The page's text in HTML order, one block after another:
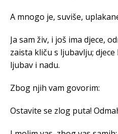
A mnogo je, suviše,
Ja sam živ, i još ima djece,
zaista kliču s ljubavlju;
ljubav i nadu.
Zbog njih vam govorim:
Ostavite se zlog puta!